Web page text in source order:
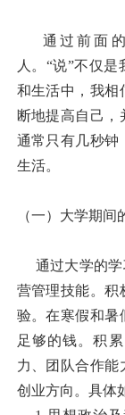
通过前面的
人。“说”不仅
和生活中，我相
断地提高自己
通常只有几秒钟
生活。
（一）大学期
通过大学的学
营管理技能。积
验。在寒假和暑
足够的钱。积
力、团队合作能
创业方向。具体